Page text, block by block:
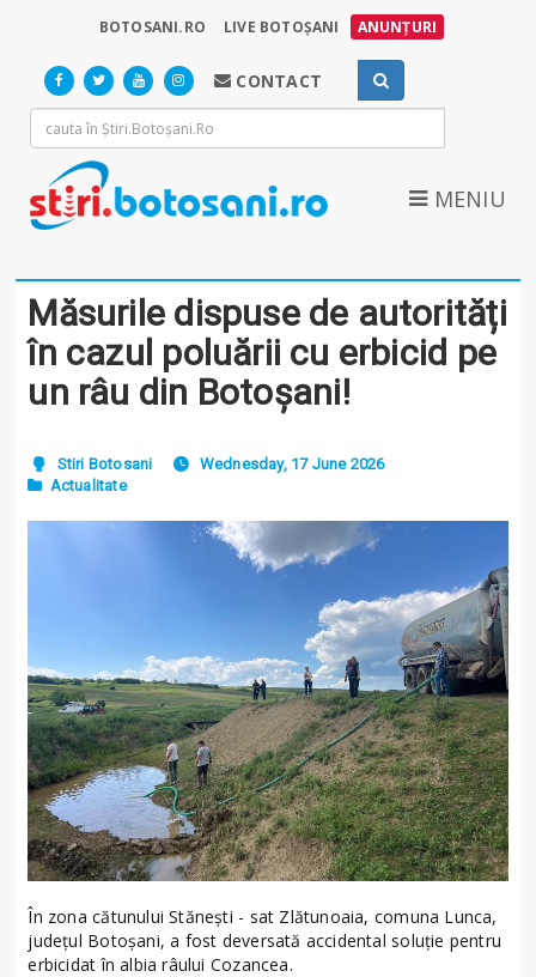
BOTOSANI.RO LIVE BOTOȘANI ANUNȚURI
CONTACT
MENIU
Măsurile dispuse de autorități
în cazul poluării cu erbicid pe
un râu din Botoșani!
Stiri Botosani
Wednesday, 17 June 2026
Actualitate
În zona cătunului Stănești - sat Zlătunoaia, comuna Lunca,
județul Botoșani, a fost deversată accidental soluție pentru
erbicidat în albia râului Cozancea.